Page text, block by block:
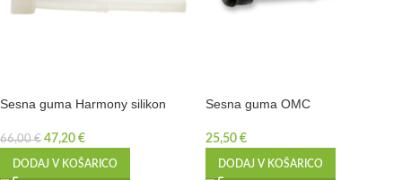
Sesna guma Harmony silikon
66,00€ 47,20 €
DODAJ V KOŠARICO
Sesna guma OMC
25,50 €
DODAJ V KOŠARICO